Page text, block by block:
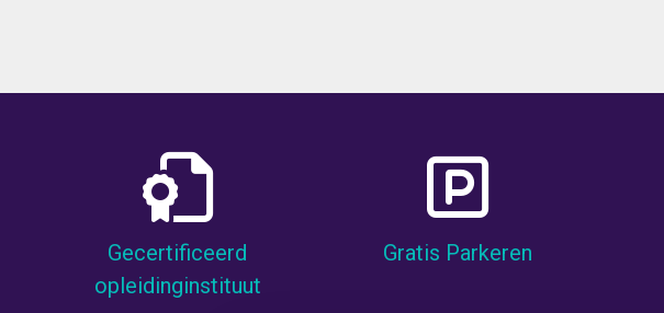
Gecertificeerd
opleidinginstituut
Gratis Parkeren